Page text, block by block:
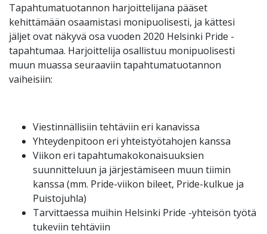
Tapahtumatuotannon harjoittelijana pääset
kehittämään osaamistasi monipuolisesti, ja kättesi
jäljet ovat näkyvä osa vuoden 2020 Helsinki Pride -
tapahtumaa. Harjoittelija osallistuu monipuolisesti
muun muassa seuraaviin tapahtumatuotannon
vaiheisiin:
Viestinnällisiin tehtäviin eri kanavissa
Yhteydenpitoon eri yhteistyötahojen kanssa
Viikon eri tapahtumakokonaisuuksien
suunnitteluun ja järjestämiseen muun tiimin
kanssa (mm. Pride-viikon bileet, Pride-kulkue ja
Puistojuhla)
Tarvittaessa muihin Helsinki Pride -yhteisön työtä
tukeviin tehtäviin